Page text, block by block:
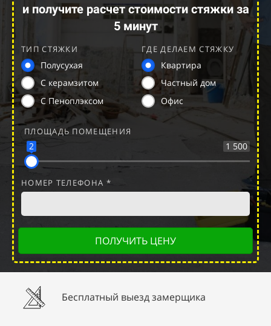
и получите расчет стоимости стяжки за
5 минут
ТИП СТЯЖКИ
Полусухая
С керамзитом
С Пеноплэксом
ГДЕ ДЕЛАЕМ СТЯЖКУ
Квартира
Частный дом
Офис
ПЛОЩАДЬ ПОМЕЩЕНИЯ
1 500
2
НОМЕР ТЕЛЕФОНА *
ПОЛУЧИТЬ ЦЕНУ
Бесплатный выезд замерщика